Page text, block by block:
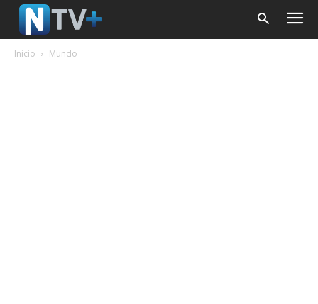
Inicio Mundo